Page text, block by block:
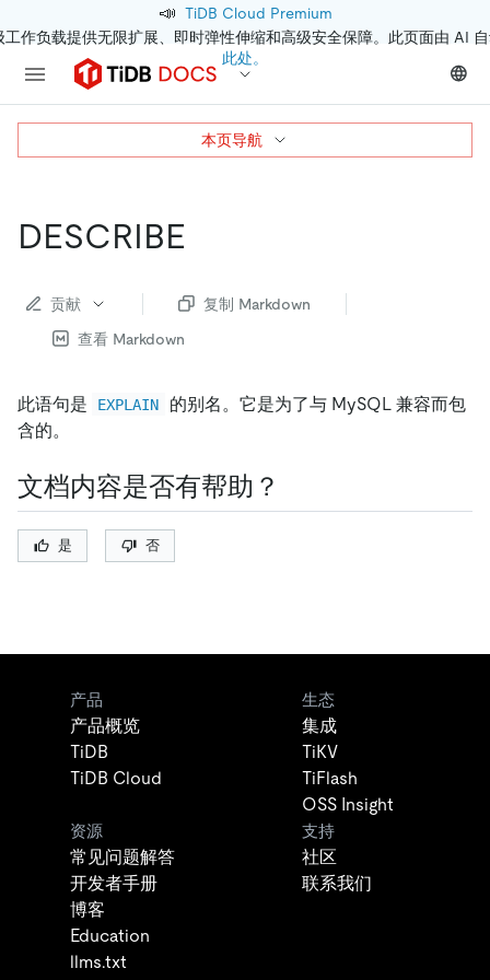
📣 TiDB Cloud Premium
作负载提供无限扩展、即时弹性伸缩和高级安全保障。此页面由 AI
此处。
DESCRIBE
贡献
复制 Markdown
查看 Markdown
此语句是 EXPLAIN
的别名。它是为了与 MySQL 兼容而包
含的。
文档内容是否有帮助？
是 否
本页导航
产品
产品概览
TiDB
TiDB Cloud
生态
集成
TiKV
TiFlash
OSS Insight
资源
常见问题解答
开发者手册
博客
Education
llms.txt
支持
社区
联系我们